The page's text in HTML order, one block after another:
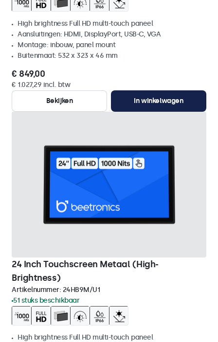
High brightness Full HD multi-touch paneel
Aansluitingen: HDMI, DisplayPort, USB-C, VGA
Montage: inbouw, panel mount
Buitenmaat: 532 x 323 x 46 mm
€ 849,00
€ 1.027,29 incl. btw
Bekijken
In winkelwagen
24 Inch Touchscreen Metaal (High-
Brightness)
Artikelnummer: 24HB9M/U1
51 stuks beschikbaar
High brightness Full HD multi-touch paneel